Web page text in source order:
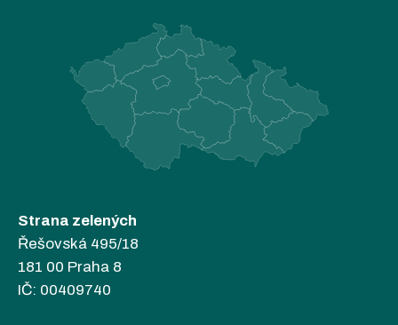
Strana zelených
Řešovská 495/18
181 00 Praha 8
IČ: 00409740